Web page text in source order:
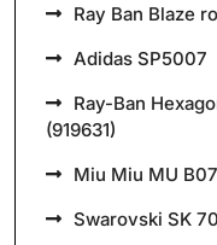
Ray Ban Blaze
Adidas SP5007
Ray-Ban
(919631)
Miu Miu MU
Swarovski SK